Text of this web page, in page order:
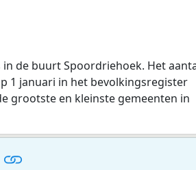
de buurt Spoordriehoek. Het
1 januari in het bevolkingsregister
grootste en kleinste gemeenten in